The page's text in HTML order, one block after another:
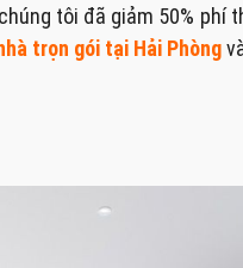
tôi đã giảm 50% phí
trọn gói tại Hải Phòng